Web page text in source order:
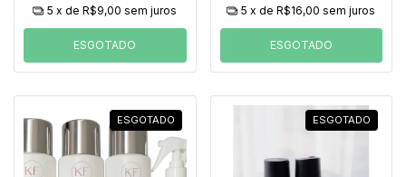
5 x deR$9,00 sem juros
ESGOTADO
5 x deR$16,00 sem juros
ESGOTADO
ESGOTADO ESGOTADO